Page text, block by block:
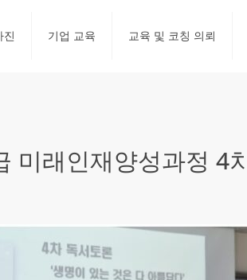
진 기업 교육 교육 및 코칭 의뢰
미래인재양성과정 4